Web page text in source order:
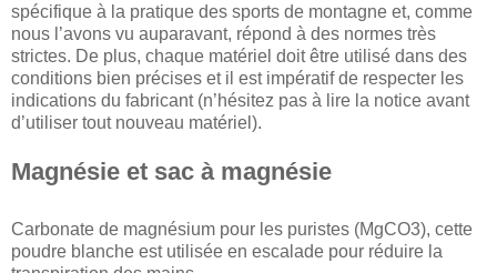
spécifique à la pratique des sports de montagne et, comme
nous l’avons vu auparavant, répond à des normes très
strictes. De plus, chaque matériel doit être utilisé dans des
conditions bien précises et il est impératif de respecter les
indications du fabricant (n’hésitez pas à lire la notice avant
d’utiliser tout nouveau matériel).
Magnésie et sac à magnésie
Carbonate de magnésium pour les puristes (MgCO3), cette
poudre blanche est utilisée en escalade pour réduire la